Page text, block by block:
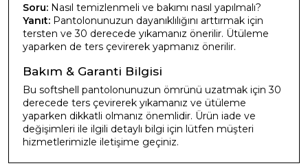
Soru: Nasıl temizlenmeli ve bakımı nasıl yapılmalı?
Yanıt: Pantolonunuzun dayanıklılığını arttırmak için
tersten ve 30 derecede yıkamanız önerilir. Ütüleme
yaparken de ters çevirerek yapmanız önerilir.
Bakım & Garanti Bilgisi
Bu softshell pantolonunuzun ömrünü uzatmak için 30
derecede ters çevirerek yıkamanız ve ütüleme
yaparken dikkatli olmanız önemlidir. Ürün iade ve
değişimleri ile ilgili detaylı bilgi için lütfen müşteri
hizmetlerimizle iletişime geçiniz.